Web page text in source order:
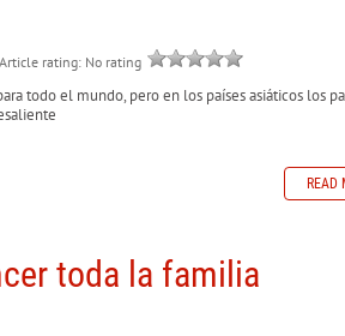
Article rating: No rating
todo el mundo, pero en los países asiáticos los
READ
toda la familia